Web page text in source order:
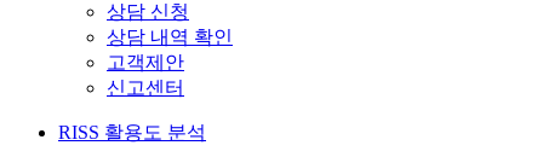
상담 신청
상담 내역 확인
고객제안
신고센터
RISS 활용도 분석